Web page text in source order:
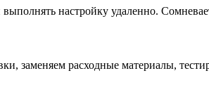
настройку удаленно.
заменяем расходные материалы,